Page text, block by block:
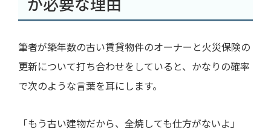
筆者が築年数の古い賃貸物件のオーナーと火災保険の
更新について打ち合わせをしていると、かなりの確率
で次のような言葉を耳にします。
「もう古い建物だから、全焼しても仕方がないよ」